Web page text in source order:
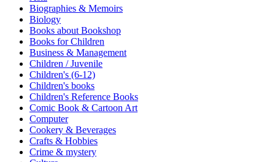
Biographies & Memoirs
Biology
Books about Bookshop
Books for Children
Business & Management
Children / Juvenile
Children's (6-12)
Children's books
Children's Reference Books
Comic Book & Cartoon Art
Computer
Cookery & Beverages
Crafts & Hobbies
Crime & mystery